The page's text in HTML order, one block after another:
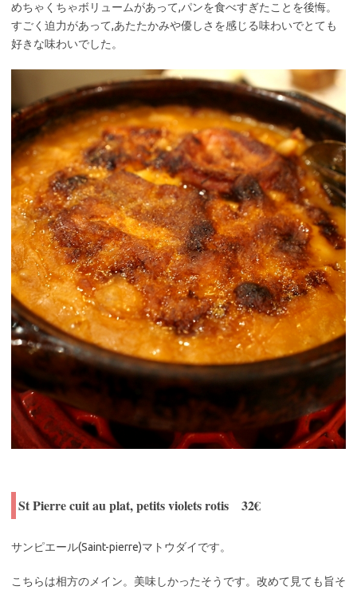
めちゃくちゃボリュームがあって,パンを食べすぎたことを後悔。
すごく迫力があって,あたたかみや優しさを感じる味わいでとても
好きな味わいでした。
St Pierre cuit au plat, petits violets rotis 32€
サンピエール(Saint-pierre)マトウダイです。
こちらは相方のメイン。美味しかったそうです。改めて見ても旨そ